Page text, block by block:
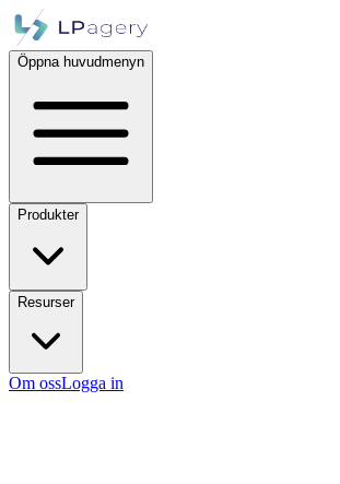
Öppna huvudmenyn
Produkter
Resurser
Om ossLogga in